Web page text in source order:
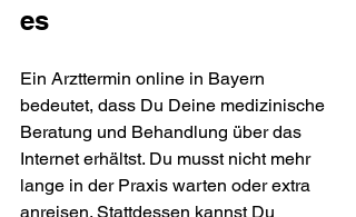
es
Ein Arzttermin online in Bayern
bedeutet, dass Du Deine medizinische
Beratung und Behandlung über das
Internet erhältst. Du musst nicht mehr
lange in der Praxis warten oder extra
anreisen. Stattdessen kannst Du